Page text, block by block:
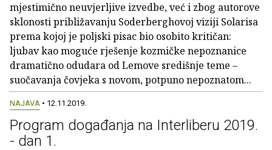
mjestimično neuvjerljive izvedbe, već i zbog autorove
sklonosti približavanju Soderberghovoj viziji Solarisa
prema kojoj je poljski pisac bio osobito kritičan:
ljubav kao moguće rješenje kozmičke nepoznanice
dramatično odudara od Lemove središnje teme –
suočavanja čovjeka s novom, potpuno nepoznatom...
NAJAVA • 12.11.2019.
Program događanja na Interliberu 2019.
- dan 1.